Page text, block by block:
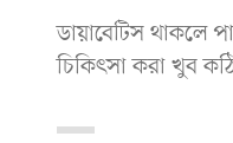
ডায়াবেটিস থাকলে
চিকিৎসা করা খুব